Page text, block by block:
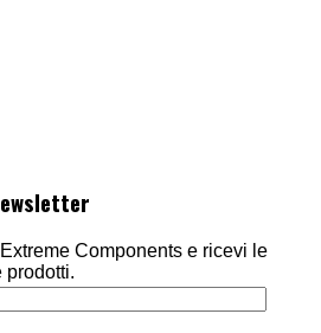
Components e ricevi le
prodotti.